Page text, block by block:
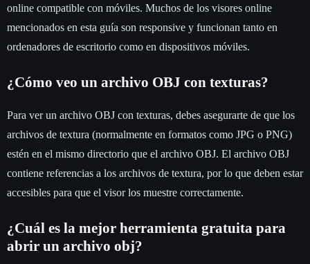
online compatible con móviles. Muchos de los visores online
mencionados en esta guía son responsive y funcionan tanto en
ordenadores de escritorio como en dispositivos móviles.
¿Cómo veo un archivo OBJ con texturas?
Para ver un archivo OBJ con texturas, debes asegurarte de que los
archivos de textura (normalmente en formatos como JPG o PNG)
estén en el mismo directorio que el archivo OBJ. El archivo OBJ
contiene referencias a los archivos de textura, por lo que deben estar
accesibles para que el visor los muestre correctamente.
¿Cuál es la mejor herramienta gratuita para
abrir un archivo obj?